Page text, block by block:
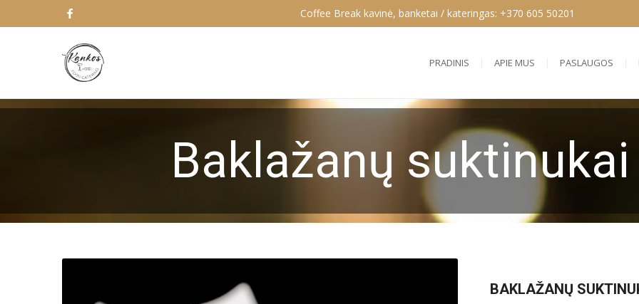
Coffee Break kavinė, banketai / kateringas: +370 605 50201
PRADINIS APIE MUS PASLAUGOS
Baklažanų
BAKLAŽANŲ